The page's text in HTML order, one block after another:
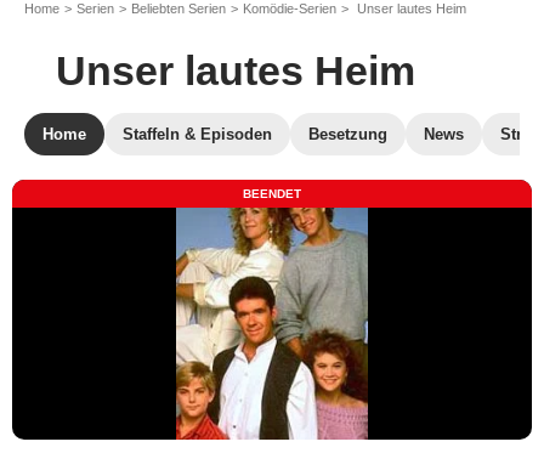
Home Serien Beliebten Serien Komödie-Serien Unser lautes Heim
Unser lautes Heim
Home Staffeln & Episoden Besetzung News
BEENDET